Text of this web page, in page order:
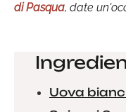
di Pasqua, date
Uova